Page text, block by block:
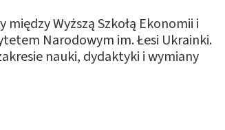
Wyższą Szkołą Ekonomii i
Narodowym im. Łesi Ukrainki.
nauki, dydaktyki i wymiany